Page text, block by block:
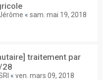
« sam. mai 19, 2018
traitement par
28
« ven. mars 09, 2018